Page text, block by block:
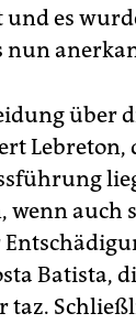
es
nun
über
wenn
Batista,
taz.